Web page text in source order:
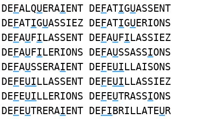
DEFALQUERAIENT DEFATIGUASSENT
DEFATIGUASSIEZ DEFATIGUERIONS
DEFAUFILASSENT DEFAUFILASSIEZ
DEFAUFILERIONS DEFAUSSASSIONS
DEFAUSSERAIENT DEFEUILLAISONS
DEFEUILLASSENT DEFEUILLASSIEZ
DEFEUILLERIONS DEFEUTRASSIONS
DEFEUTRERAIENT DEFIBRILLATEUR